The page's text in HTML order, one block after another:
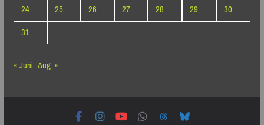
24
25 26 27 28 29
30
31
« Juni Aug. »